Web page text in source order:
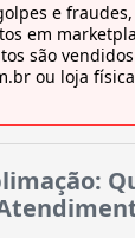
e
em
são
ou loja